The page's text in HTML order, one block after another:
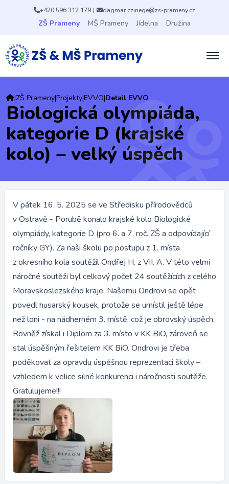
+420 596 312 179 | dagmar.czinege@zs-prameny.cz
ZŠ Prameny MŠ Prameny Jídelna Družina
|ZŠ Prameny|Projekty|EVVO|Detail EVVO
Biologická olympiáda,
kategorie D (krajské
kolo) – velký úspěch
V pátek 16. 5. 2025 se ve Středisku přírodovědců
v Ostravě - Porubě konalo krajské kolo Biologické
olympiády, kategorie D (pro 6. a 7. roč. ZŠ a odpovídající
ročníky GY). Za naši školu po postupu z 1. místa
z okresního kola soutěžil Ondřej H. z VII. A. V této velmi
náročné soutěži byl celkový počet 24 soutěžících z celého
Moravskoslezského kraje. Našemu Ondrovi se opět
povedl husarský kousek, protože se umístil ještě lépe
než loni - na nádherném 3. místě, což je obrovský úspěch.
Rovněž získal i Diplom za 3. místo v KK BiO, zároveň se
stal úspěšným řešitelem KK BiO. Ondrovi je třeba
poděkovat za opravdu úspěšnou reprezentaci školy –
vzhledem k velice silné konkurenci i náročnosti soutěže.
Gratulujeme!!!